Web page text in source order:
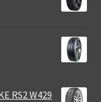
RS2 W429